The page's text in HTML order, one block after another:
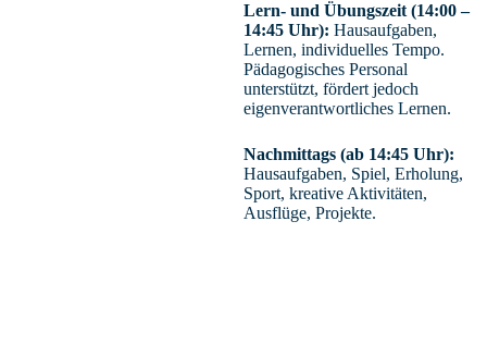
Lern- und Übungszeit (14:00 –
14:45 Uhr): Hausaufgaben,
Lernen, individuelles Tempo.
Pädagogisches Personal
unterstützt, fördert jedoch
eigenverantwortliches Lernen.
Nachmittags (ab 14:45 Uhr):
Hausaufgaben, Spiel, Erholung,
Sport, kreative Aktivitäten,
Ausflüge, Projekte.